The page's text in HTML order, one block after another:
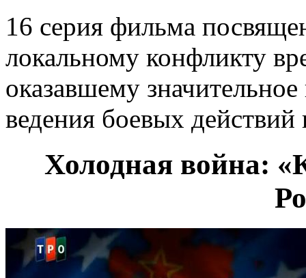
16 серия фильма
локальному конфликту
оказавшему
ведения боевых
Холодная война: